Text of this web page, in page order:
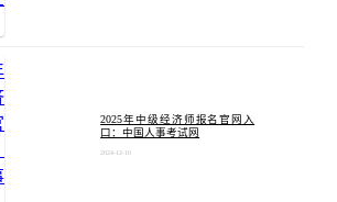
2025年中级经济师报名官网入
口：中国人事考试网
2024-12-10